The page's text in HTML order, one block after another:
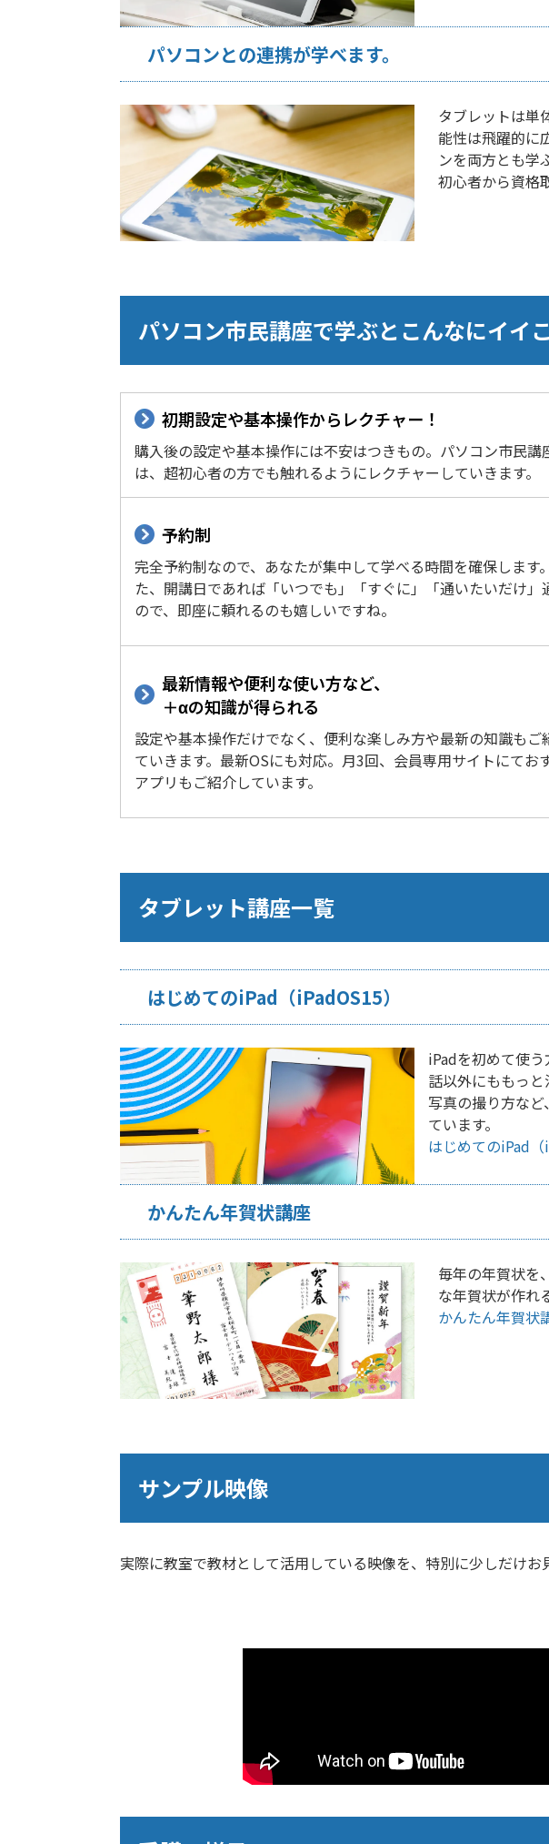
パソコンとの連携が学べます。
タブレットは単
能性は飛躍的に
ンを両方とも学
初心者から資格
パソコン市民講座で学ぶとこんなにイイこ
初期設定や基本操作からレクチャー！
購入後の設定や基本操作には不安はつきもの。パソコン市民講
は、超初心者の方でも触れるようにレクチャーしていきます。
予約制
完全予約制なので、あなたが集中して学べる時間を確保します
た、開講日であれば「いつでも」「すぐに」「通いたいだけ」
ので、即座に頼れるのも嬉しいですね。
最新情報や便利な使い方など、
＋αの知識が得られる
設定や基本操作だけでなく、便利な楽しみ方や最新の知識もご
ていきます。最新OSにも対応。月3回、会員専用サイトにてお
アプリもご紹介しています。
タブレット講座一覧
はじめてのiPad（iPadOS15）
iPadを初めて使
話以外にももっ
写真の撮り方な
ています。
はじめてのiPad
かんたん年賀状講座
毎年の年賀状を
な年賀状が作れ
かんたん年賀状
サンプル映像
実際に教室で教材として活用している映像を、特別に少しだけお